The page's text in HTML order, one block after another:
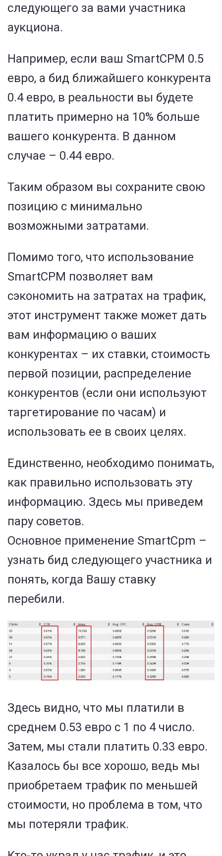
следующего за вами участника
аукциона.
Например, если ваш SmartCPM 0.5
евро, а бид ближайшего конкурента
0.4 евро, в реальности вы будете
платить примерно на 10% больше
вашего конкурента. В данном
случае – 0.44 евро.
Таким образом вы сохраните свою
позицию с минимально
возможными затратами.
Помимо того, что использование
SmartCPM позволяет вам
сэкономить на затратах на трафик,
этот инструмент также может дать
вам информацию о ваших
конкурентах – их ставки, стоимость
первой позиции, распределение
конкурентов (если они используют
таргетирование по часам) и
использовать ее в своих целях.
Единственно, необходимо понимать,
как правильно использовать эту
информацию. Здесь мы приведем
пару советов.
Основное применение SmartCpm –
узнать бид следующего участника и
понять, когда Вашу ставку
перебили.
Здесь видно, что мы платили в
среднем 0.53 евро с 1 по 4 число.
Затем, мы стали платить 0.33 евро.
Казалось бы все хорошо, ведь мы
приобретаем трафик по меньшей
стоимости, но проблема в том, что
мы потеряли трафик.